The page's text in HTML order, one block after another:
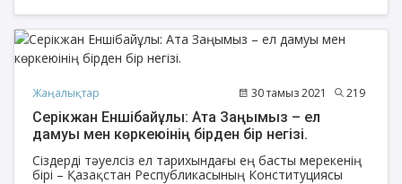
есепшінің көмекшісі Ардақ Абдуалиеваны мерекемен
құттықтады.
Жаңалықтар 30 тамыз 2021 219
Серікжан Еншібайұлы: Ата Заңымыз – ел
дамуы мен көркеюінің бірден бір негізі.
Сіздерді тәуелсіз ел тарихындағы ең басты мерекенің
бірі – Қазақстан Республикасының Конституциясы